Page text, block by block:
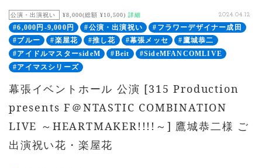
公演・出演祝い ¥8,000(総額 ¥10,500) 詳細 2024.04.12
#6,000円-9,000円 #公演・出演祝い
#フラワーデザイナー成田
#ブルー
#楽屋花 #推し花 #幕張メッセ
#鷹城恭二
#アイドルマスターsideM
#Beit
#SideMFANCOMLIVE
#アイマスシリーズ
幕張イベントホール 公演 [315 Production
presents F＠NTASTIC COMBINATION
LIVE ～HEARTMAKER!!!!～] 鷹城恭二様 ご
出演祝い花・楽屋花